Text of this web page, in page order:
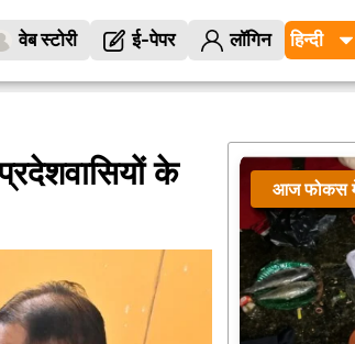
वेब स्टोरी ई-पेपर लॉगिन
के
आज फोकस